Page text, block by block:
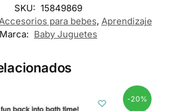
SKU: 15849869
para bebes, Aprendizaje
Marca: Baby Juguetes
-20%